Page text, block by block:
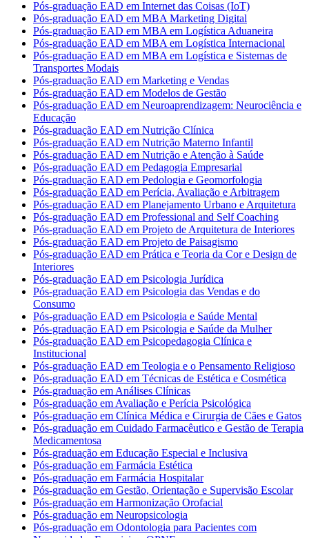
Pós-graduação EAD em Internet das Coisas (IoT)
Pós-graduação EAD em MBA Marketing Digital
Pós-graduação EAD em MBA em Logística Aduaneira
Pós-graduação EAD em MBA em Logística Internacional
Pós-graduação EAD em MBA em Logística e Sistemas de
Transportes Modais
Pós-graduação EAD em Marketing e Vendas
Pós-graduação EAD em Modelos de Gestão
Pós-graduação EAD em Neuroaprendizagem: Neurociência e
Educação
Pós-graduação EAD em Nutrição Clínica
Pós-graduação EAD em Nutrição Materno Infantil
Pós-graduação EAD em Nutrição e Atenção à Saúde
Pós-graduação EAD em Pedagogia Empresarial
Pós-graduação EAD em Pedologia e Geomorfologia
Pós-graduação EAD em Perícia, Avaliação e Arbitragem
Pós-graduação EAD em Planejamento Urbano e Arquitetura
Pós-graduação EAD em Professional and Self Coaching
Pós-graduação EAD em Projeto de Arquitetura de Interiores
Pós-graduação EAD em Projeto de Paisagismo
Pós-graduação EAD em Prática e Teoria da Cor e Design de
Interiores
Pós-graduação EAD em Psicologia Jurídica
Pós-graduação EAD em Psicologia das Vendas e do
Consumo
Pós-graduação EAD em Psicologia e Saúde Mental
Pós-graduação EAD em Psicologia e Saúde da Mulher
Pós-graduação EAD em Psicopedagogia Clínica e
Institucional
Pós-graduação EAD em Teologia e o Pensamento Religioso
Pós-graduação EAD em Técnicas de Estética e Cosmética
Pós-graduação em Análises Clínicas
Pós-graduação em Avaliação e Perícia Psicológica
Pós-graduação em Clínica Médica e Cirurgia de Cães e Gatos
Pós-graduação em Cuidado Farmacêutico e Gestão de Terapia
Medicamentosa
Pós-graduação em Educação Especial e Inclusiva
Pós-graduação em Farmácia Estética
Pós-graduação em Farmácia Hospitalar
Pós-graduação em Gestão, Orientação e Supervisão Escolar
Pós-graduação em Harmonização Orofacial
Pós-graduação em Neuropsicologia
Pós-graduação em Odontologia para Pacientes com